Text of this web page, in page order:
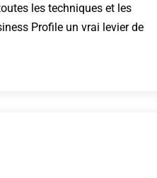
les techniques et les
Profile un vrai levier de